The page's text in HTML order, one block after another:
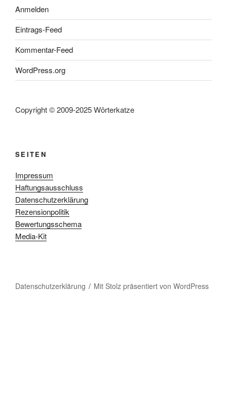
Anmelden
Eintrags-Feed
Kommentar-Feed
WordPress.org
Copyright © 2009-2025 Wörterkatze
SEITEN
Impressum
Haftungsausschluss
Datenschutzerklärung
Rezensionpolitik
Bewertungsschema
Media-Kit
Datenschutzerklärung Mit Stolz präsentiert von WordPress